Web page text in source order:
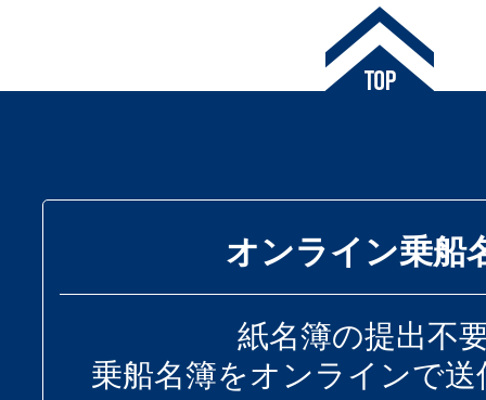
オンライン乗船
紙名簿の提出不
乗船名簿をオンラインで